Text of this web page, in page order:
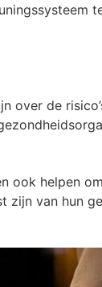
over de
ook helpen
zijn van hun